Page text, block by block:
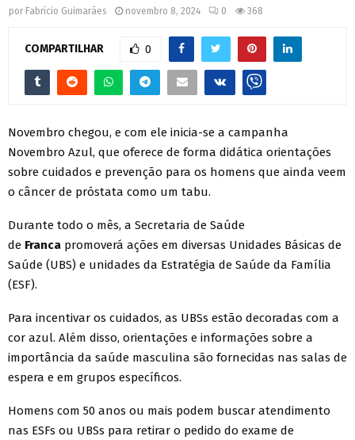
por Fabrício Guimarães novembro 8, 2024 0 368
COMPARTILHAR 0
Novembro chegou, e com ele inicia-se a campanha
Novembro Azul, que oferece de forma didática orientações
sobre cuidados e prevenção para os homens que ainda veem
o câncer de próstata como um tabu.
Durante todo o mês, a Secretaria de Saúde
de Franca promoverá ações em diversas Unidades Básicas de
Saúde (UBS) e unidades da Estratégia de Saúde da Família
(ESF).
Para incentivar os cuidados, as UBSs estão decoradas com a
cor azul. Além disso, orientações e informações sobre a
importância da saúde masculina são fornecidas nas salas de
espera e em grupos específicos.
Homens com 50 anos ou mais podem buscar atendimento
nas ESFs ou UBSs para retirar o pedido do exame de